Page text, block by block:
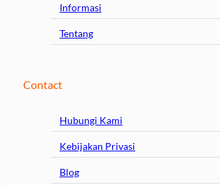
Informasi
Tentang
Contact
Hubungi Kami
Kebijakan Privasi
Blog